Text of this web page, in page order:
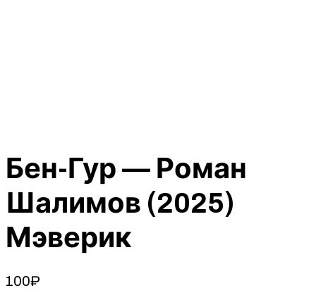
Бен-Гур — Роман
Шалимов (2025)
Мэверик
100₽